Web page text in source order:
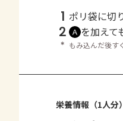
1 ポリ袋に切
2 Ａ を加えて
＊ もみ込んだ後す
栄養情報（1人分）